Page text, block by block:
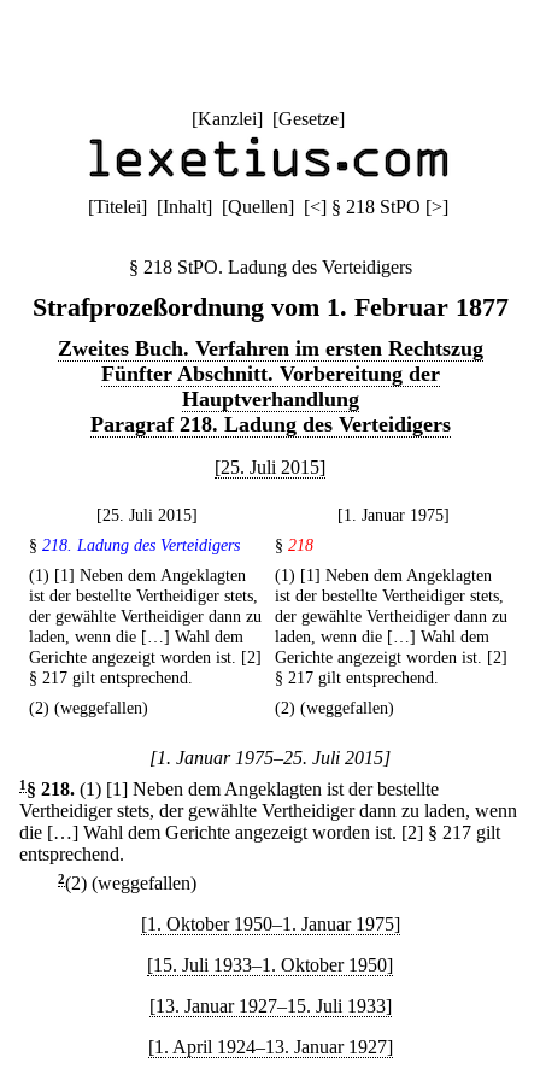
[Kanzlei] [Gesetze]
[Titelei] [Inhalt] [Quellen] [<] § 218 StPO [>]
§ 218 StPO. Ladung des Verteidigers
Strafprozeßordnung vom 1. Februar 1877
Zweites Buch. Verfahren im ersten Rechtszug
Fünfter Abschnitt. Vorbereitung der
Hauptverhandlung
Paragraf 218. Ladung des Verteidigers
[25. Juli 2015]
[25. Juli 2015]
[1. Januar 1975]
§ 218. Ladung des Verteidigers § 218
(1) [1] Neben dem Angeklagten
ist der bestellte Vertheidiger stets,
der gewählte Vertheidiger dann zu
laden, wenn die […] Wahl dem
Gerichte angezeigt worden ist. [2]
§ 217 gilt entsprechend.
(1) [1] Neben dem Angeklagten
ist der bestellte Vertheidiger stets,
der gewählte Vertheidiger dann zu
laden, wenn die […] Wahl dem
Gerichte angezeigt worden ist. [2]
§ 217 gilt entsprechend.
(2) (weggefallen)
(2) (weggefallen)
[1. Januar 1975–25. Juli 2015]
1§ 218. (1) [1] Neben dem Angeklagten ist der bestellte
Vertheidiger stets, der gewählte Vertheidiger dann zu laden, wenn
die […] Wahl dem Gerichte angezeigt worden ist. [2] § 217 gilt
entsprechend.
2(2) (weggefallen)
[1. Oktober 1950–1. Januar 1975]
[15. Juli 1933–1. Oktober 1950]
[13. Januar 1927–15. Juli 1933]
[1. April 1924–13. Januar 1927]